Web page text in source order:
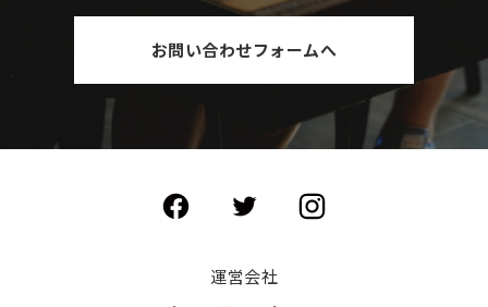
お問い合わせフォームへ
運営会社